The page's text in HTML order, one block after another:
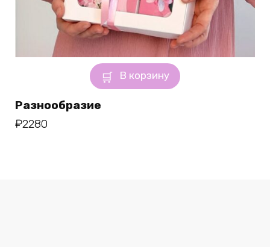
В корзину
Разнообразие
₽2280